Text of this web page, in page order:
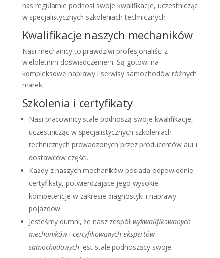
nas regularnie podnosi swoje kwalifikacje, uczestnicząc
w specjalistycznych szkoleniach technicznych.
Kwalifikacje naszych mechaników
Nasi mechanicy to prawdziwi profesjonaliści z
wieloletnim doświadczeniem. Są gotowi na
kompleksowe naprawy i serwisy samochodów różnych
marek.
Szkolenia i certyfikaty
Nasi pracownicy stale podnoszą swoje kwalifikacje,
uczestnicząc w specjalistycznych szkoleniach
technicznych prowadzonych przez producentów aut i
dostawców części.
Każdy z naszych mechaników posiada odpowiednie
certyfikaty, potwierdzające jego wysokie
kompetencje w zakresie diagnostyki i naprawy
pojazdów.
Jesteśmy dumni, że nasz zespół wykwalifikowanych
mechanikówi certyfikowanych ekspertów
samochodowychjest stale podnoszący swoje